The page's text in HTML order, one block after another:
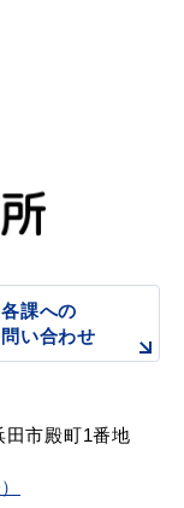
各課への
い合わせ
田市殿町1番地